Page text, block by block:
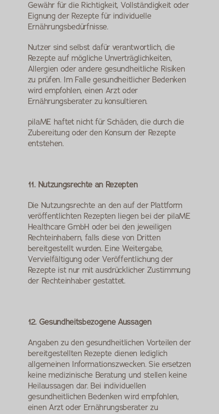
Gewähr für die Richtigkeit, Vollständigkeit oder
Eignung der Rezepte für individuelle
Ernährungsbedürfnisse.
Nutzer sind selbst dafür verantwortlich, die
Rezepte auf mögliche Unverträglichkeiten,
Allergien oder andere gesundheitliche Risiken
zu prüfen. Im Falle gesundheitlicher Bedenken
wird empfohlen, einen Arzt oder
Ernährungsberater zu konsultieren.
pilaME haftet nicht für Schäden, die durch die
Zubereitung oder den Konsum der Rezepte
entstehen.
11. Nutzungsrechte an Rezepten
Die Nutzungsrechte an den auf der Plattform
veröffentlichten Rezepten liegen bei der pilaME
Healthcare GmbH oder bei den jeweiligen
Rechteinhabern, falls diese von Dritten
bereitgestellt wurden. Eine Weitergabe,
Vervielfältigung oder Veröffentlichung der
Rezepte ist nur mit ausdrücklicher Zustimmung
der Rechteinhaber gestattet.
12. Gesundheitsbezogene Aussagen
Angaben zu den gesundheitlichen Vorteilen der
bereitgestellten Rezepte dienen lediglich
allgemeinen Informationszwecken. Sie ersetzen
keine medizinische Beratung und stellen keine
Heilaussagen dar. Bei individuellen
gesundheitlichen Bedenken wird empfohlen,
einen Arzt oder Ernährungsberater zu